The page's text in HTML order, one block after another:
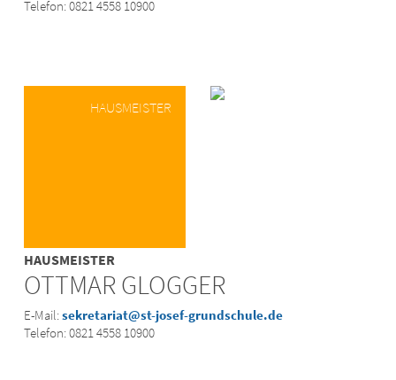
Telefon: 0821 4558 10900
HAUSMEISTER
HAUSMEISTER
OTTMAR GLOGGER
E-Mail:sekretariat@st-josef-grundschule.de
Telefon: 0821 4558 10900